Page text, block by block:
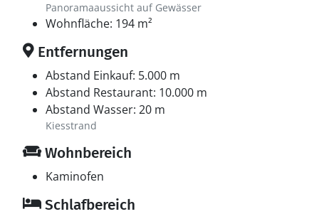
Panoramaaussicht auf Gewässer
Wohnfläche: 194 m²
Entfernungen
Abstand Einkauf: 5.000 m
Abstand Restaurant: 10.000 m
Abstand Wasser: 20 m
Kiesstrand
Wohnbereich
Kaminofen
Schlafbereich